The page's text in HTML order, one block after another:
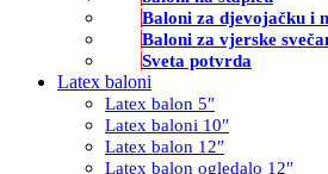
Baloni za djevojačku i
Baloni za vjerske
Sveta potvrda
Latex baloni
Latex balon 5″
Latex baloni 10″
Latex balon 12″
Latex balon ogledalo 12″